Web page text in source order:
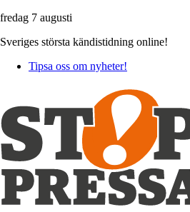
fredag 7 augusti
Sveriges största kändistidning online!
Tipsa oss om nyheter!